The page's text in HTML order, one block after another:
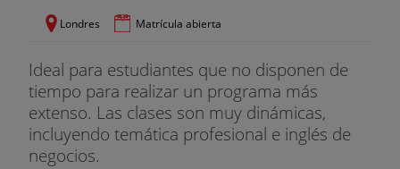
Londres Matrícula abierta
Ideal para estudiantes que no disponen de
tiempo para realizar un programa más
extenso. Las clases son muy dinámicas,
incluyendo temática profesional e inglés de
negocios.